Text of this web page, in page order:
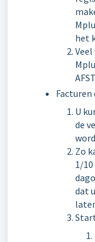
het
U
de
Zo
1/
dat